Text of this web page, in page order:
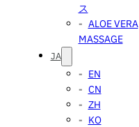
ス
ALOE VERA
MASSAGE
JA
EN
CN
ZH
KO